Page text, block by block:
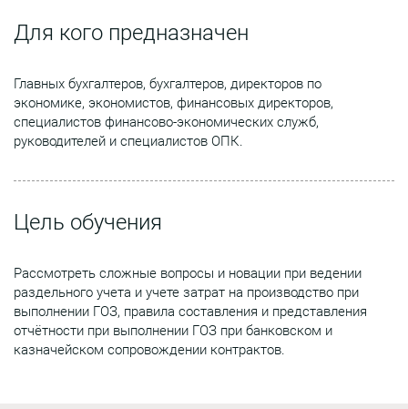
Для кого предназначен
Главных бухгалтеров, бухгалтеров, директоров по
экономике, экономистов, финансовых директоров,
специалистов финансово-экономических служб,
руководителей и специалистов ОПК.
Цель обучения
Рассмотреть сложные вопросы и новации при ведении
раздельного учета и учете затрат на производство при
выполнении ГОЗ, правила составления и представления
отчётности при выполнении ГОЗ при банковском и
казначейском сопровождении контрактов.